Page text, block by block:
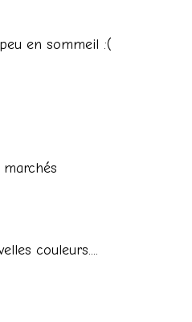
en sommeil :(
marchés
couleurs....